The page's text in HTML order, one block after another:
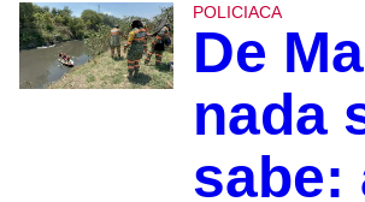
POLICIACA
De
nada
sabe: